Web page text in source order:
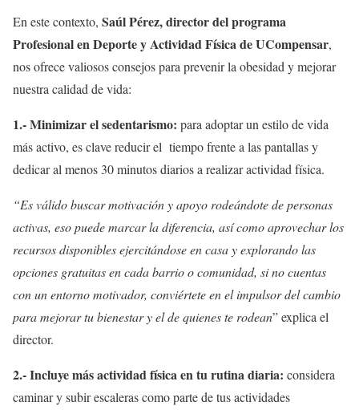
En este contexto, Saúl Pérez, director del programa
Profesional en Deporte y Actividad Física de UCompensar,
nos ofrece valiosos consejos para prevenir la obesidad y mejorar
nuestra calidad de vida:
1.- Minimizar el sedentarismo: para adoptar un estilo de vida
más activo, es clave reducir el tiempo frente a las pantallas y
dedicar al menos 30 minutos diarios a realizar actividad física.
“Es válido buscar motivación y apoyo rodeándote de personas
activas, eso puede marcar la diferencia, así como aprovechar los
recursos disponibles ejercitándose en casa y explorando las
opciones gratuitas en cada barrio o comunidad, si no cuentas
con un entorno motivador, conviértete en el impulsor del cambio
para mejorar tu bienestar y el de quienes te rodean” explica el
director.
2.- Incluye más actividad física en tu rutina diaria: considera
caminar y subir escaleras como parte de tus actividades